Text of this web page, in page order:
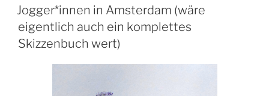
AM
Jogger*innen in Amsterdam (wäre
eigentlich auch ein komplettes
Skizzenbuch wert)